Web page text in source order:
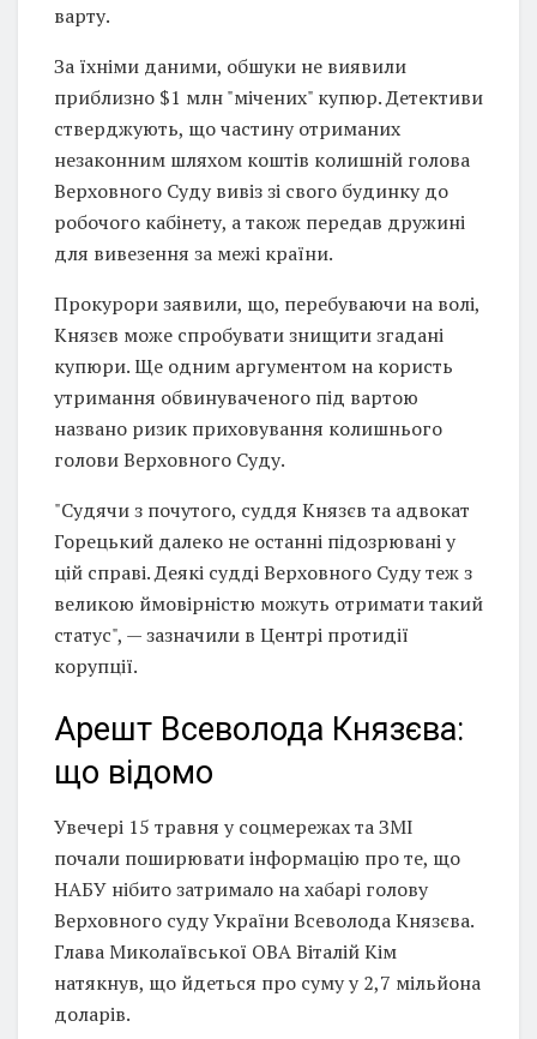
варту.
За їхніми даними, обшуки не виявили
приблизно $1 млн "мічених" купюр. Детективи
стверджують, що частину отриманих
незаконним шляхом коштів колишній голова
Верховного Суду вивіз зі свого будинку до
робочого кабінету, а також передав дружині
для вивезення за межі країни.
Прокурори заявили, що, перебуваючи на волі,
Князєв може спробувати знищити згадані
купюри. Ще одним аргументом на користь
утримання обвинуваченого під вартою
названо ризик приховування колишнього
голови Верховного Суду.
"Судячи з почутого, суддя Князєв та адвокат
Горецький далеко не останні підозрювані у
цій справі. Деякі судді Верховного Суду теж з
великою ймовірністю можуть отримати такий
статус", — зазначили в Центрі протидії
корупції.
Арешт Всеволода Князєва:
що відомо
Увечері 15 травня у соцмережах та ЗМІ
почали поширювати інформацію про те, що
НАБУ нібито затримало на хабарі голову
Верховного суду України Всеволода Князєва.
Глава Миколаївської ОВА Віталій Кім
натякнув, що йдеться про суму у 2,7 мільйона
доларів.